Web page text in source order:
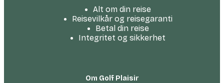
Alt om din reise
Reisevilkår og reisegaranti
Betal din reise
Integritet og sikkerhet
Om Golf Plaisir